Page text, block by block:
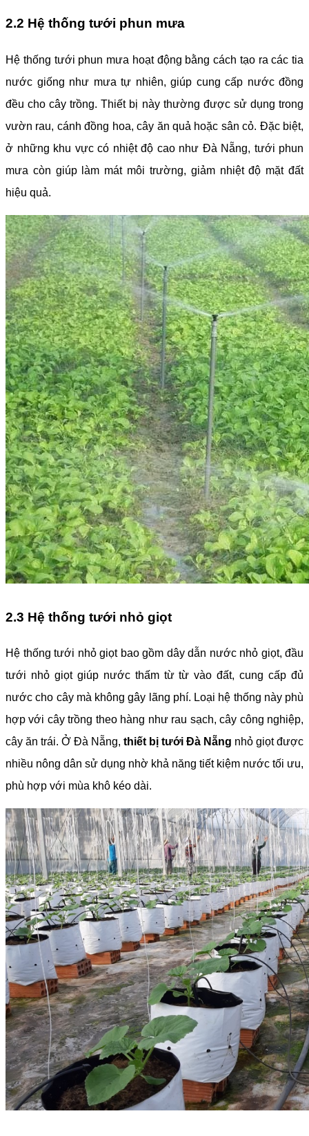
2.2 Hệ thống tưới phun mưa
Hệ thống tưới phun mưa hoạt động bằng cách tạo ra các tia
nước giống như mưa tự nhiên, giúp cung cấp nước đồng
đều cho cây trồng. Thiết bị này thường được sử dụng trong
vườn rau, cánh đồng hoa, cây ăn quả hoặc sân cỏ. Đặc biệt,
ở những khu vực có nhiệt độ cao như Đà Nẵng, tưới phun
mưa còn giúp làm mát môi trường, giảm nhiệt độ mặt đất
hiệu quả.
2.3 Hệ thống tưới nhỏ giọt
Hệ thống tưới nhỏ giọt bao gồm dây dẫn nước nhỏ giọt, đầu
tưới nhỏ giọt giúp nước thấm từ từ vào đất, cung cấp đủ
nước cho cây mà không gây lãng phí. Loại hệ thống này phù
hợp với cây trồng theo hàng như rau sạch, cây công nghiệp,
cây ăn trái. Ở Đà Nẵng, thiết bị tưới Đà Nẵng nhỏ giọt được
nhiều nông dân sử dụng nhờ khả năng tiết kiệm nước tối ưu,
phù hợp với mùa khô kéo dài.